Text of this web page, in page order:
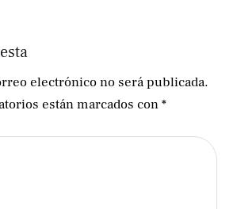
electrónico no será publicada.
están marcados con*